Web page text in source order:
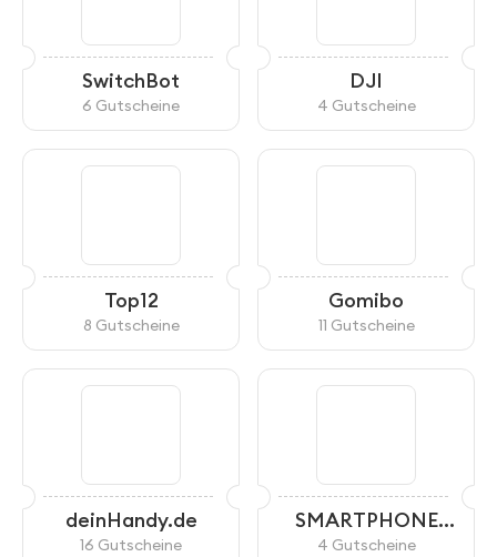
SwitchBot
6 Gutscheine
DJI
4 Gutscheine
Top12
8 Gutscheine
Gomibo
11 Gutscheine
deinHandy.de
16 Gutscheine
SMARTPHONE
ONLY
4 Gutscheine